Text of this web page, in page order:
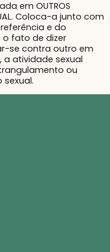
em OUTROS
Coloca-a junto com
e do
fato de dizer
se contra outro em
atividade sexual
ou